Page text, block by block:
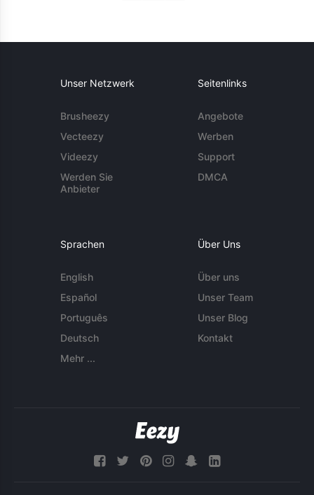
Unser Netzwerk
Brusheezy
Vecteezy
Videezy
Werden Sie
Anbieter
Seitenlinks
Angebote
Werben
Support
DMCA
Sprachen
English
Español
Português
Deutsch
Mehr ...
Über Uns
Über uns
Unser Team
Unser Blog
Kontakt